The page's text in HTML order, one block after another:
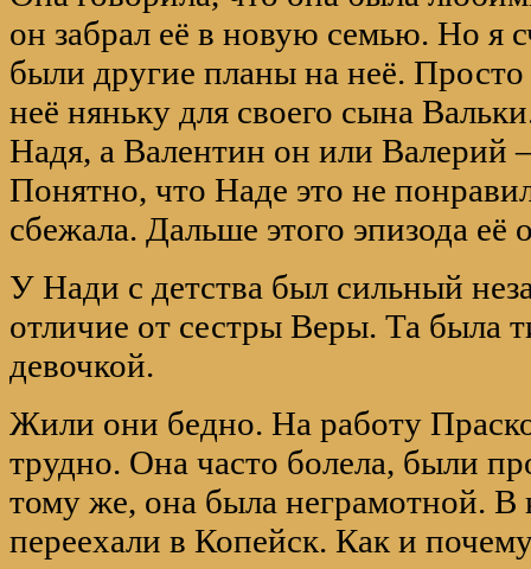
он забрал её в новую семью. Но я
были другие планы на неё. Просто
неё няньку для своего сына
Надя, а Валентин он или Валерий
Понятно, что Наде это не
сбежала. Дальше этого эпизода её
У Нади с детства был сильный
отличие от сестры Веры. Та была
девочкой.
Жили они бедно. На работу
трудно. Она часто болела, были
тому же, она была неграмотной. В
переехали в Копейск. Как и